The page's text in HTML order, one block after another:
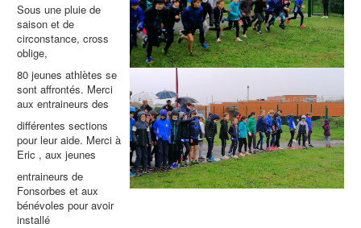
Sous une pluie de
saison et de
circonstance, cross
oblige,
80 jeunes athlètes se
sont affrontés. Merci
aux entraineurs des
différentes sections
pour leur aide. Merci à
Eric , aux jeunes
entraineurs de
Fonsorbes et aux
bénévoles pour avoir
installé